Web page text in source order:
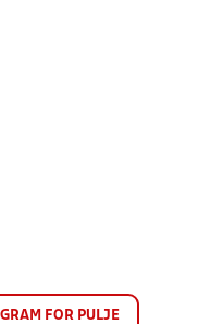
FOR PULJE